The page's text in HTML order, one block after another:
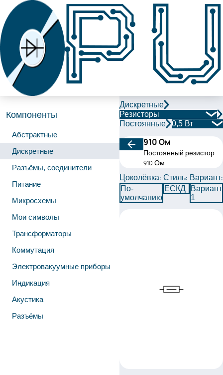
Компоненты
Абстрактные
Дискретные
Разъёмы, соединители
Питание
Микросхемы
Мои символы
Трансформаторы
Коммутация
Электровакуумные приборы
Индикация
Акустика
Разъёмы
Дискретные
Резисторы
Постоянные
0,5 Вт
910 Ом
Постоянный резистор
910 Ом
Цоколёвка:
По-
умолчанию
Стиль:
ЕСКД
Вариант:
Вариант
1